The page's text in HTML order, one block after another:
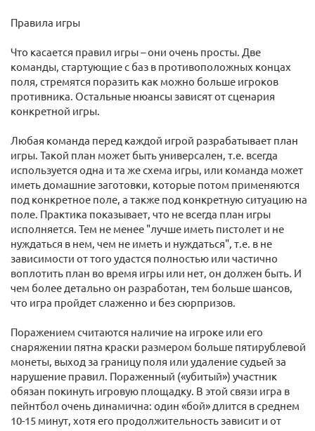
Правила игры
Что касается правил игры – они очень просты. Две
команды, стартующие с баз в противоположных концах
поля, стремятся поразить как можно больше игроков
противника. Остальные нюансы зависят от сценария
конкретной игры.
Любая команда перед каждой игрой разрабатывает план
игры. Такой план может быть универсален, т.е. всегда
используется одна и та же схема игры, или команда может
иметь домашние заготовки, которые потом применяются
под конкретное поле, а также под конкретную ситуацию на
поле. Практика показывает, что не всегда план игры
исполняется. Тем не менее "лучше иметь пистолет и не
нуждаться в нем, чем не иметь и нуждаться", т.е. в не
зависимости от того удастся полностью или частично
воплотить план во время игры или нет, он должен быть. И
чем более детально он разработан, тем больше шансов,
что игра пройдет слаженно и без сюрпризов.
Поражением считаются наличие на игроке или его
снаряжении пятна краски размером больше пятирублевой
монеты, выход за границу поля или удаление судьей за
нарушение правил. Пораженный («убитый») участник
обязан покинуть игровую площадку. В этой связи игра в
пейнтбол очень динамична: один «бой» длится в среднем
10-15 минут, хотя его продолжительность зависит и от